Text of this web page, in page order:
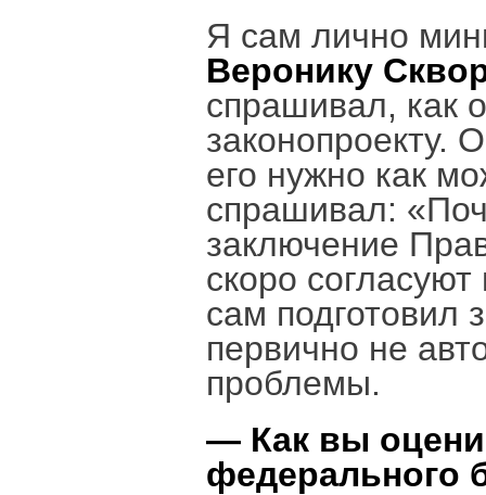
Я сам лично
Веронику
спрашивал, как
законопроекту.
его нужно как
спрашивал:
заключение
скоро
сам подготовил
первично не
проблемы.
— Как вы
федерального